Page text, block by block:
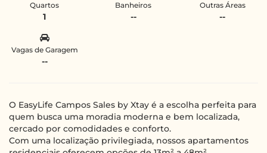
Quartos
1
Banheiros
--
Outras Áreas
--
Vagas de Garagem
--
O EasyLife Campos Sales by Xtay é a escolha perfeita para
quem busca uma moradia moderna e bem localizada,
cercado por comodidades e conforto.
Com uma localização privilegiada, nossos apartamentos